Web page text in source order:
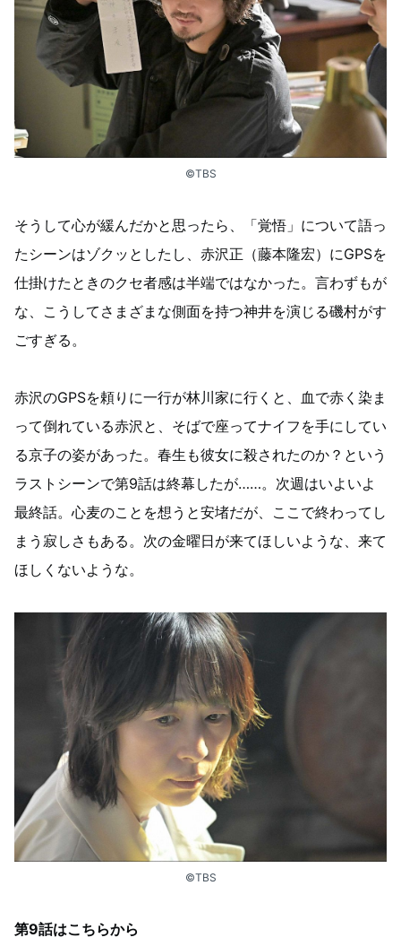
©TBS
そうして心が緩んだかと思ったら、「覚悟」について語っ
たシーンはゾクッとしたし、赤沢正（藤本隆宏）にGPSを
仕掛けたときのクセ者感は半端ではなかった。言わずもが
な、こうしてさまざまな側面を持つ神井を演じる磯村がす
ごすぎる。
赤沢のGPSを頼りに一行が林川家に行くと、血で赤く染ま
って倒れている赤沢と、そばで座ってナイフを手にしてい
る京子の姿があった。春生も彼女に殺されたのか？という
ラストシーンで第9話は終幕したが……。次週はいよいよ
最終話。心麦のことを想うと安堵だが、ここで終わってし
まう寂しさもある。次の金曜日が来てほしいような、来て
ほしくないような。
©TBS
第9話はこちらから